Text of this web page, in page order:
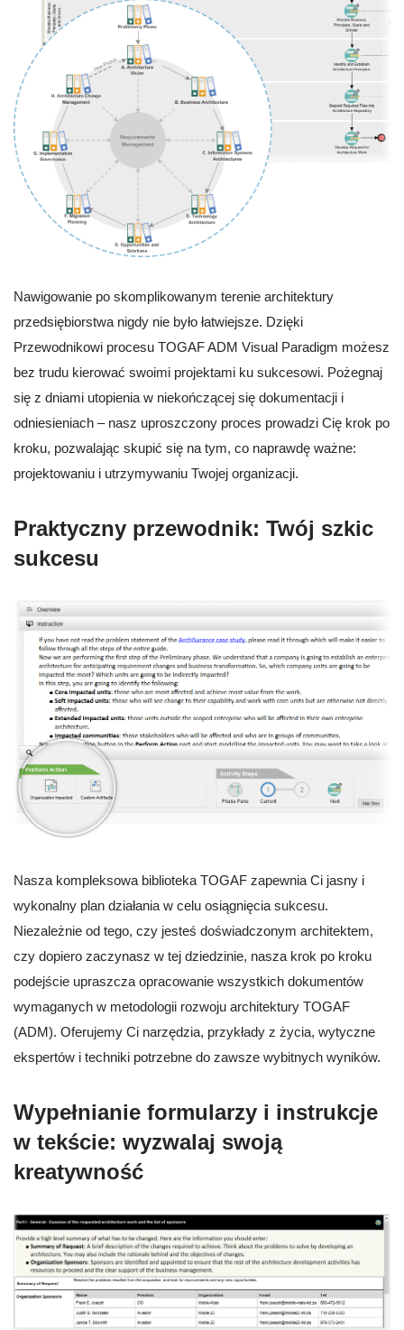
Nawigowanie po skomplikowanym terenie architektury
przedsiębiorstwa nigdy nie było łatwiejsze. Dzięki
Przewodnikowi procesu TOGAF ADM Visual Paradigm możesz
bez trudu kierować swoimi projektami ku sukcesowi. Pożegnaj
się z dniami utopienia w niekończącej się dokumentacji i
odniesieniach – nasz uproszczony proces prowadzi Cię krok po
kroku, pozwalając skupić się na tym, co naprawdę ważne:
projektowaniu i utrzymywaniu Twojej organizacji.
Praktyczny przewodnik: Twój szkic
sukcesu
Nasza kompleksowa biblioteka TOGAF zapewnia Ci jasny i
wykonalny plan działania w celu osiągnięcia sukcesu.
Niezależnie od tego, czy jesteś doświadczonym architektem,
czy dopiero zaczynasz w tej dziedzinie, nasza krok po kroku
podejście upraszcza opracowanie wszystkich dokumentów
wymaganych w metodologii rozwoju architektury TOGAF
(ADM). Oferujemy Ci narzędzia, przykłady z życia, wytyczne
ekspertów i techniki potrzebne do zawsze wybitnych wyników.
Wypełnianie formularzy i instrukcje
w tekście: wyzwalaj swoją
kreatywność